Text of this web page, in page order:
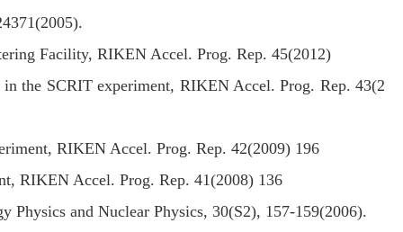
Facility, RIKEN Accel. Prog. Rep. 45(2012)
the SCRIT experiment, RIKEN Accel. Prog. Rep. 43(2
RIKEN Accel. Prog. Rep. 42(2009) 196
RIKEN Accel. Prog. Rep. 41(2008) 136
Physics and Nuclear Physics, 30(S2), 157-159(2006).